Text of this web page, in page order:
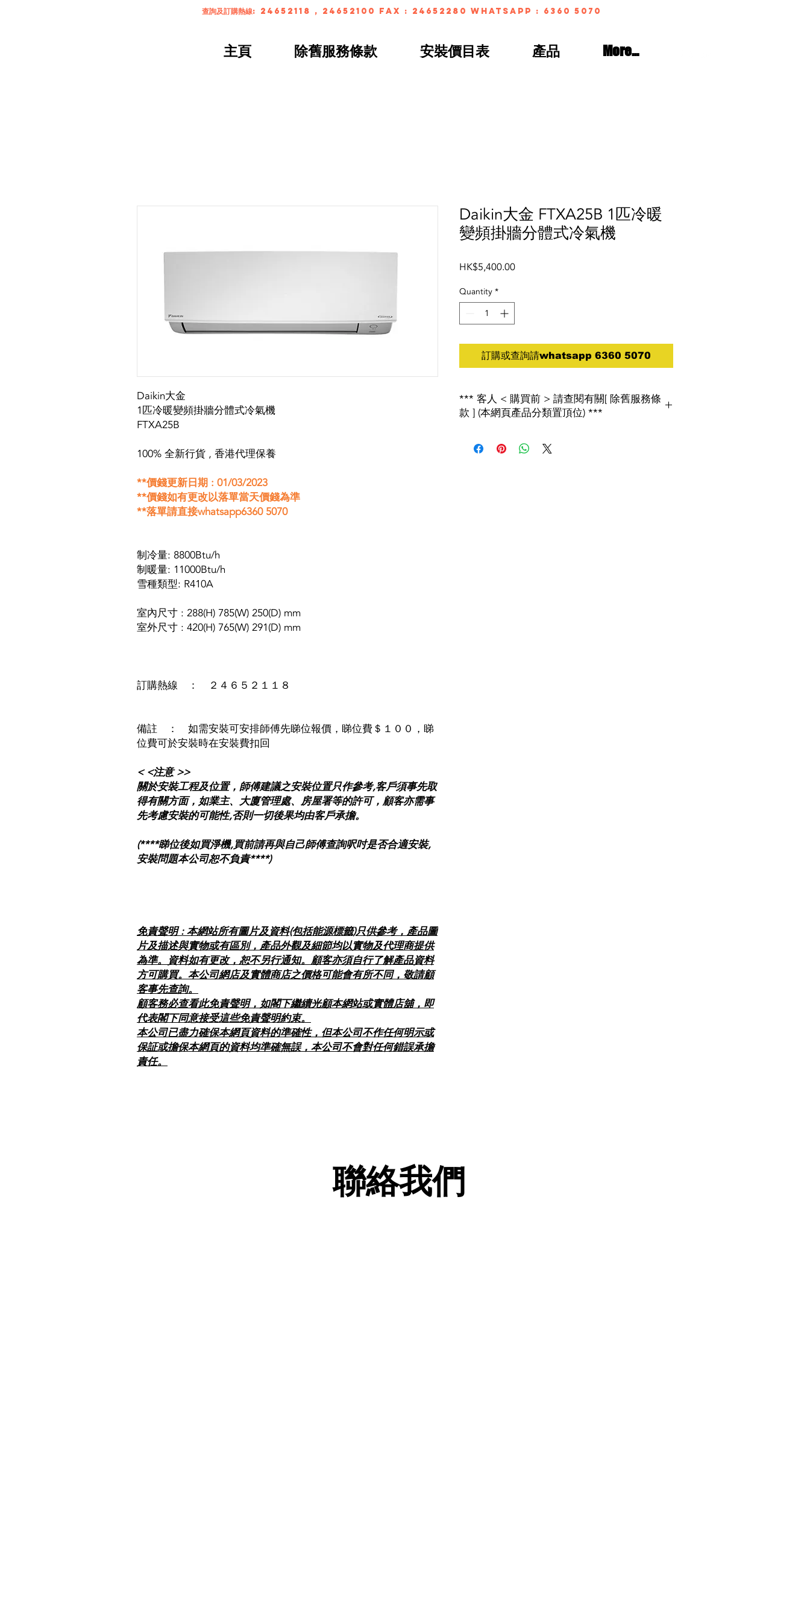
主頁 除舊服務條款 安裝價目表 產品 More...
查詢及訂購熱線: 24652118 , 24652100 FAX : 24652280 whatsapp : 6360 5070
Daikin大金
1匹冷暖變頻掛牆分體式冷氣機
FTXA25B
100% 全新行貨 , 香港代理保養
**價錢更新日期 : 01/03/2023
**價錢如有更改以落單當天價錢為準
**落單請直接whatsapp6360 5070
制冷量: 8800Btu/h
制暖量: 11000Btu/h
雪種類型: R410A
室內尺寸 : 288(H) 785(W) 250(D) mm
室外尺寸 : 420(H) 765(W) 291(D) mm
訂購熱線 ： ２４６５２１１８
備註 ： 如需安裝可安排師傅先睇位報價，睇位費＄１００，睇
位費可於安裝時在安裝費扣回
< <注意 >>
關於安裝工程及位置，師傅建議之安裝位置只作參考,客戶須事先取
得有關方面，如業主、大廈管理處、房屋署等的許可，顧客亦需事
先考慮安裝的可能性,否則一切後果均由客戶承擔。
(****睇位後如買淨機,買前請再與自己師傅查詢呎吋是否合適安裝,
安裝問題本公司恕不負責****)
免責聲明 : 本網站所有圖片及資料(包括能源標籤)只供參考，產品圖
片及描述與實物或有區別，產品外觀及細節均以實物及代理商提供
為準。資料如有更改，恕不另行通知。顧客亦須自行了解產品資料
方可購買。本公司網店及實體商店之價格可能會有所不同，敬請顧
客事先查詢。
顧客務必查看此免責聲明，如閣下繼續光顧本網站或實體店舖，即
代表閣下同意接受這些免責聲明約束。
本公司已盡力確保本網頁資料的準確性，但本公司不作任何明示或
保証或擔保本網頁的資料均準確無誤，本公司不會對任何錯誤承擔
責任。
Daikin大金 FTXA25B 1匹冷暖
變頻掛牆分體式冷氣機
HK$5,400.00Price
Quantity *
訂購或查詢請whatsapp 6360 5070
*** 客人 < 購買前 > 請查閱有關[ 除舊服務條
款 ] (本網頁產品分類置頂位) ***
產者責任計劃」 , 如消費者欲棄置屬相同類別的舊電器,將
聯絡我們